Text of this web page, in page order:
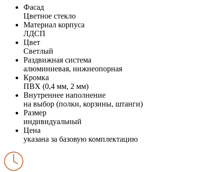
Фасад
Цветное стекло
Материал корпуса
ЛДСП
Цвет
Светлый
Раздвижная система
алюминиевая, нижнеопорная
Кромка
ПВХ (0,4 мм, 2 мм)
Внутреннее наполнение
на выбор (полки, корзины, штанги)
Размер
индивидуальный
Цена
указана за базовую комплектацию